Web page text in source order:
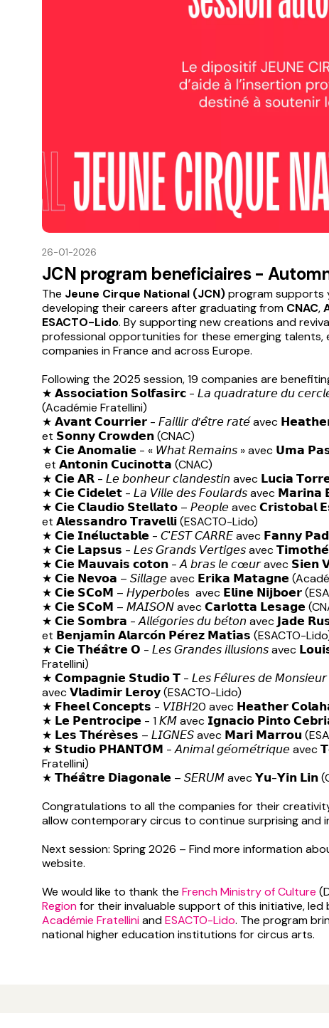
26-01-2026
JCN program beneficiaires -
The Jeune Cirque National (JCN)program supports
developing their careers after graduating from CNAC,
ESACTO-Lido. By supporting new creations and
professional opportunities for these emerging talents,
companies in France and across Europe.
Following the 2025 session, 19 companies are
★ 𝗔𝘀𝘀𝗼𝗰𝗶𝗮𝘁𝗶𝗼𝗻 𝗦𝗼𝗹𝗳𝗮𝘀𝗶𝗿𝗰 - 𝘓𝘢 𝘲𝘶𝘢𝘥𝘳𝘢𝘵𝘶𝘳𝘦 𝘥𝘶
(Académie Fratellini)
★ 𝗔𝘃𝗮𝗻𝘁 𝗖𝗼𝘂𝗿𝗿𝗶𝗲𝗿 - 𝘍𝘢𝘪𝘭𝘭𝘪𝘳 𝘥’𝘦̂𝘵𝘳𝘦 𝘳𝘢𝘵𝘦́ avec
et 𝗦𝗼𝗻𝗻𝘆 𝗖𝗿𝗼𝘄𝗱𝗲𝗻 (CNAC)
★ 𝗖𝗶𝗲 𝗔𝗻𝗼𝗺𝗮𝗹𝗶𝗲 - « 𝘞𝘩𝘢𝘵 𝘙𝘦𝘮𝘢𝘪𝘯𝘴 » avec 𝗨𝗺𝗮
et 𝗔𝗻𝘁𝗼𝗻𝗶𝗻 𝗖𝘂𝗰𝗶𝗻𝗼𝘁𝘁𝗮 (CNAC)
★ 𝗖𝗶𝗲 𝗔𝗥 - 𝘓𝘦 𝘣𝘰𝘯𝘩𝘦𝘶𝘳 𝘤𝘭𝘢𝘯𝘥𝘦𝘴𝘵𝘪𝘯 avec 𝗟𝘂𝗰𝗶𝗮
★ 𝗖𝗶𝗲 𝗖𝗶𝗱𝗲𝗹𝗲𝘁 - 𝘓𝘢 𝘝𝘪𝘭𝘭𝘦 𝘥𝘦𝘴 𝘍𝘰𝘶𝘭𝘢𝘳𝘥𝘴 avec
★ 𝗖𝗶𝗲 𝗖𝗹𝗮𝘂𝗱𝗶𝗼 𝗦𝘁𝗲𝗹𝗹𝗮𝘁𝗼 – 𝘗𝘦𝘰𝘱𝘭𝘦 avec 𝗖𝗿𝗶𝘀𝘁𝗼𝗯𝗮𝗹
et 𝗔𝗹𝗲𝘀𝘀𝗮𝗻𝗱𝗿𝗼 𝗧𝗿𝗮𝘃𝗲𝗹𝗹𝗶 (ESACTO-Lido)
★ 𝗖𝗶𝗲 𝗜𝗻𝗲́𝗹𝘂𝗰𝘁𝗮𝗯𝗹𝗲 - 𝘊'𝘌𝘚𝘛 𝘊𝘈𝘙𝘙𝘌 avec 𝗙𝗮𝗻𝗻𝘆
★ 𝗖𝗶𝗲 𝗟𝗮𝗽𝘀𝘂𝘀 - 𝘓𝘦𝘴 𝘎𝘳𝘢𝘯𝘥𝘴 𝘝𝘦𝘳𝘵𝘪𝘨𝘦𝘴 avec 𝗧𝗶𝗺𝗼𝘁𝗵𝗲́
★ 𝗖𝗶𝗲 𝗠𝗮𝘂𝘃𝗮𝗶𝘀 𝗰𝗼𝘁𝗼𝗻 - 𝘈 𝘣𝘳𝘢𝘴 𝘭𝘦 𝘤œ𝘶𝘳 avec 𝗦𝗶𝗲𝗻
★ 𝗖𝗶𝗲 𝗡𝗲𝘃𝗼𝗮 – 𝘚𝘪𝘭𝘭𝘢𝘨𝘦 avec 𝗘𝗿𝗶𝗸𝗮 𝗠𝗮𝘁𝗮𝗴𝗻𝗲
★ 𝗖𝗶𝗲 𝗦𝗖𝗼𝗠 – 𝘏𝘺𝘱𝘦𝘳𝘣𝘰𝘭es avec 𝗘𝗹𝗶𝗻𝗲 𝗡𝗶𝗷𝗯𝗼𝗲𝗿
★ 𝗖𝗶𝗲 𝗦𝗖𝗼𝗠 – 𝘔𝘈𝘐𝘚𝘖𝘕 avec 𝗖𝗮𝗿𝗹𝗼𝘁𝘁𝗮 𝗟𝗲𝘀𝗮𝗴𝗲
★ 𝗖𝗶𝗲 𝗦𝗼𝗺𝗯𝗿𝗮 - 𝘈𝘭𝘭𝘦́𝘨𝘰𝘳𝘪𝘦𝘴 𝘥𝘶 𝘣𝘦́𝘵𝘰𝘯 avec 𝗝𝗮𝗱𝗲
et 𝗕𝗲𝗻𝗷𝗮𝗺𝗶́𝗻 𝗔𝗹𝗮𝗿𝗰𝗼́𝗻 𝗣𝗲́𝗿𝗲𝘇 𝗠𝗮𝘁𝗶́𝗮𝘀 (ESACTO-
★ 𝗖𝗶𝗲 𝗧𝗵𝗲́𝗮̂𝘁𝗿𝗲 𝗢 - 𝘓𝘦𝘴 𝘎𝘳𝘢𝘯𝘥𝘦𝘴 𝘪𝘭𝘭𝘶𝘴𝘪𝘰𝘯𝘴 avec
Fratellini)
★ 𝗖𝗼𝗺𝗽𝗮𝗴𝗻𝗶𝗲 𝗦𝘁𝘂𝗱𝗶𝗼 𝗧 - 𝘓𝘦𝘴 𝘍𝘦̂𝘭𝘶𝘳𝘦𝘴 𝘥𝘦 𝘔𝘰𝘯𝘴𝘪𝘦𝘶𝘳
avec 𝗩𝗹𝗮𝗱𝗶𝗺𝗶𝗿 𝗟𝗲𝗿𝗼𝘆 (ESACTO-Lido)
★ 𝗙𝗵𝗲𝗲𝗹 𝗖𝗼𝗻𝗰𝗲𝗽𝘁𝘀 - 𝘝𝘐𝘉𝘏20 avec 𝗛𝗲𝗮𝘁𝗵𝗲𝗿
★ 𝗟𝗲 𝗣𝗲𝗻𝘁𝗿𝗼𝗰𝗶𝗽𝗲 - 1 𝘒𝘔 avec 𝗜𝗴𝗻𝗮𝗰𝗶𝗼 𝗣𝗶𝗻𝘁𝗼
★ 𝗟𝗲𝘀 𝗧𝗵𝗲́𝗿𝗲̀𝘀𝗲𝘀 – 𝘓𝘐𝘎𝘕𝘌𝘚 avec 𝗠𝗮𝗿𝗶 𝗠𝗮𝗿𝗿𝗼𝘂
★ 𝗦𝘁𝘂𝗱𝗶𝗼 𝗣𝗛𝗔𝗡𝗧𝗢̂𝗠 - 𝘈𝘯𝘪𝘮𝘢𝘭 𝘨𝘦́𝘰𝘮𝘦́𝘵𝘳𝘪𝘲𝘶𝘦 avec
Fratellini)
★ 𝗧𝗵𝗲́𝗮̂𝘁𝗿𝗲 𝗗𝗶𝗮𝗴𝗼𝗻𝗮𝗹𝗲 – 𝘚𝘌𝘙𝘜𝘔 avec 𝗬𝘂-𝗬𝗶𝗻 𝗟𝗶𝗻
Congratulations to all the companies for their
allow contemporary circus to continue surprising and
Next session: Spring 2026 – Find more information
website.
We would like to thank the French Ministry of Culture
Regionfor their invaluable support of this initiative, led
Académie FratelliniandESACTO-Lido. The program
national higher education institutions for circus arts.